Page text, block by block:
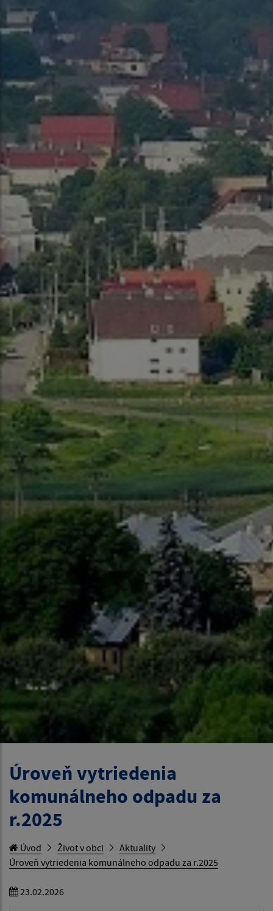
Úroveň vytriedenia
komunálneho odpadu za
r.2025
Úvod Život v obci
Aktuality
Úroveň vytriedenia komunálneho odpadu za r.2025
23.02.2026